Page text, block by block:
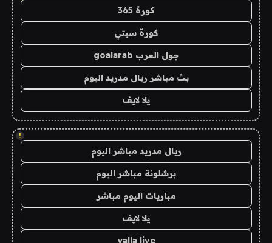
كورة 365
كورة سيتي
جول العرب goalarab
بث مباشر ريال مدريد اليوم
يلا لايف
!
ريال مدريد مباشر اليوم
برشلونة مباشر اليوم
مباريات اليوم مباشر
يلا لايف
yalla live